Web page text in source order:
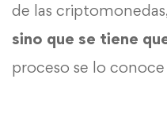
de las
sino que se tiene
proceso se lo